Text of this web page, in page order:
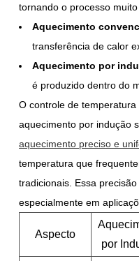
tornando o processo muito
Aquecimento
transferência de calor
Aquecimento por
é produzido dentro do
O controle de
aquecimento por indução
aquecimento preciso e
temperatura que
tradicionais. Essa
especialmente em
Aspecto
por